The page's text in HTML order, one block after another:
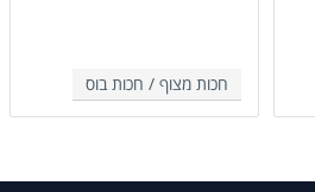
חכות מצוף / חכות בוס